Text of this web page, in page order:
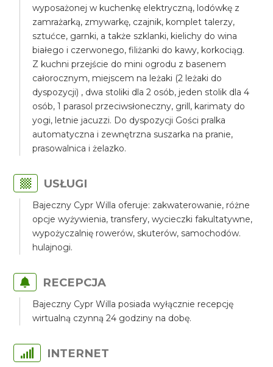
wyposażonej w kuchenkę elektryczną, lodówkę z
zamrażarką, zmywarkę, czajnik, komplet talerzy,
sztućce, garnki, a także szklanki, kielichy do wina
białego i czerwonego, filiżanki do kawy, korkociąg.
Z kuchni przejście do mini ogrodu z basenem
całorocznym, miejscem na leżaki (2 leżaki do
dyspozycji) , dwa stoliki dla 2 osób, jeden stolik dla 4
osób, 1 parasol przeciwsłoneczny, grill, karimaty do
yogi, letnie jacuzzi. Do dyspozycji Gości pralka
automatyczna i zewnętrzna suszarka na pranie,
prasowalnica i żelazko.
USŁUGI
Bajeczny Cypr Willa oferuje: zakwaterowanie, różne
opcje wyżywienia, transfery, wycieczki fakultatywne,
wypożyczalnię rowerów, skuterów, samochodów.
hulajnogi.
RECEPCJA
Bajeczny Cypr Willa posiada wyłącznie recepcję
wirtualną czynną 24 godziny na dobę.
INTERNET